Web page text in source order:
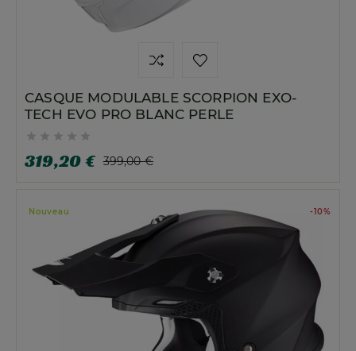
CASQUE MODULABLE SCORPION EXO-
TECH EVO PRO BLANC PERLE
    
319,20 € 399,00 €
Nouveau -10%